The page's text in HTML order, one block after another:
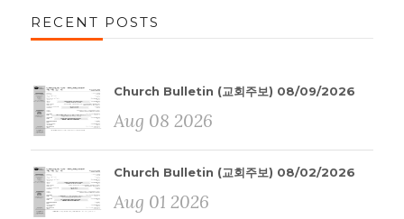
RECENT POSTS
Church Bulletin (교회주보) 08/09/2026
Aug 08 2026
Church Bulletin (교회주보) 08/02/2026
Aug 01 2026